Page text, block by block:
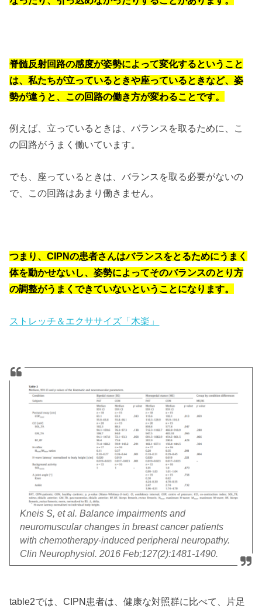
脊髄反射回路の感度が姿勢によって変化するということ
は、私たちが立っているときや座っているときなど、姿
勢が違うと、この回路の働き方が変わることです。
例えば、立っているときは、バランスを取るために、こ
の回路がうまく働いています。
でも、座っているときは、バランスを取る必要がないの
で、この回路はあまり働きません。
つまり、CIPNの患者さんはバランスをとるためにうまく
体を動かせないし、姿勢によってそのバランスのとり方
の調整がうまくできていないということになります。
ストレッチ＆エクササイズ「木楽」
Kneis S, et al. Balance impairments and
neuromuscular changes in breast cancer patients
with chemotherapy-induced peripheral neuropathy.
Clin Neurophysiol. 2016 Feb;127(2):1481-1490.
table2では、CIPN患者は、健康な対照群に比べて、片足